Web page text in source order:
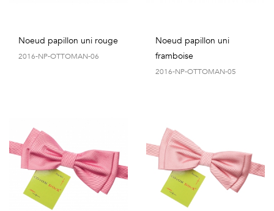
Noeud papillon uni rouge
2016-NP-OTTOMAN-06
Noeud papillon uni
framboise
2016-NP-OTTOMAN-05